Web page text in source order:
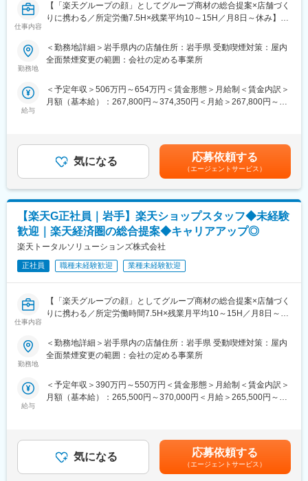
■同社の特徴：
スタッフのほとんどが5年以内に入社している職場で、どなたでも
でもトップクラスです。
30代販売長450万
入社して1年で給与が100万ＵＰした社員も多数おります。
仕事内容
【「楽天グループの顔」としてグループ商材の総合提案×店舗づく
りに携わる／所定労働7.5H×残業平均10～15H／月8日～休み】
料金プラン・楽天カード・楽天市場・楽天ポイントなど、楽天経
済圏のサービスを総合的にご提案します。
ンです。
・料金プラン、楽天ポイント活用、楽天カード、各種サービス案
・スマホ初期設定・データ移行サポート
・問い合わせ対応
◇店舗運営
・シフト管理、教育、評価
・在庫管理、売り場づくり、POP作成
・KPI管理・数値振り返り
■教育体制：
を基礎から学べ、楽天グループ共通のeラーニングでビジネススキ
ル習得も可能です。
◇業界未経験でも成長しやすい環境
料金体系が他キャリアよりシンプルで覚えやすく、提案力を磨き
◇事業づくりに携われるやりがい
後発キャリアならではの柔軟で風通しの良い文化があり、改善提
案や企画が運営に反映されやすい環境です。
勤務地
＜勤務地詳細＞岩手県内の店舗住所：岩手県 受動喫煙対策：屋内
全面禁煙変更の範囲：会社の定める事業所
給与
＜予定年収＞506万円～654万円＜賃金形態＞月給制＜賃金内訳＞
月額（基本給）：267,800円～374,350円＜月給＞267,800円～
気になる 応募依頼する
（エージェントサービス）
【楽天G正社員｜岩手】楽天ショップスタッフ◆未経験
歓迎｜楽天経済圏の総合提案◆キャリアアップ◎
楽天トータルソリューションズ株式会社
正社員 職種未経験歓迎 業種未経験歓迎
仕事内容
【「楽天グループの顔」としてグループ商材の総合提案×店舗づく
りに携わる／所定労働時間7.5H×残業月平均10～15H／月8日～休
楽天モバイルショップに来店されるお客様へ、スマートフォン・
料金プラン・楽天カード・楽天市場・楽天ポイントなど、楽天経
て、お客様の生活をより豊かにするトータルサポートを行うポジ
ションです。
・新規契約・機種変更の受付および提案
・料金プラン、楽天ポイント活用、楽天カード、各種サービスの
案内
勤務地
＜勤務地詳細＞岩手県内の店舗住所：岩手県 受動喫煙対策：屋内
全面禁煙変更の範囲：会社の定める事業所
給与
＜予定年収＞390万円～550万円＜賃金形態＞月給制＜賃金内訳＞
月額（基本給）：265,500円～370,000円＜月給＞265,500円～
気になる 応募依頼する
（エージェントサービス）